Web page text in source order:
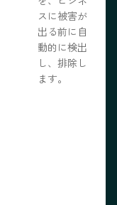
スに被害が
出る前に自
動的に検出
し、排除し
ます。